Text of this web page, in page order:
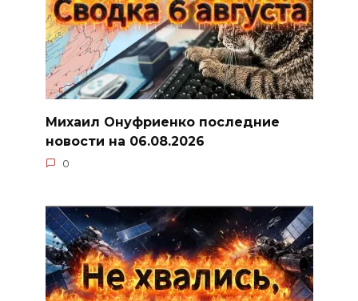
Михаил Онуфриенко последние
новости на 06.08.2026
0